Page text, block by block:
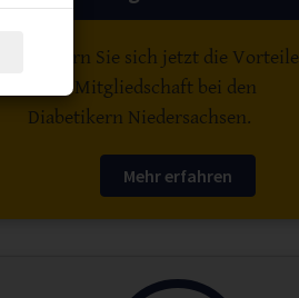
Sichern Sie sich jetzt die Vorteile
einer Mitgliedschaft bei den
Diabetikern Niedersachsen.
Mehr erfahren